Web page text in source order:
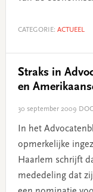
CATEGORIE: ACTUEEL
Straks in
en
30 september 2009
In het
opmerkelijke
Haarlem schrijft
mededeling dat